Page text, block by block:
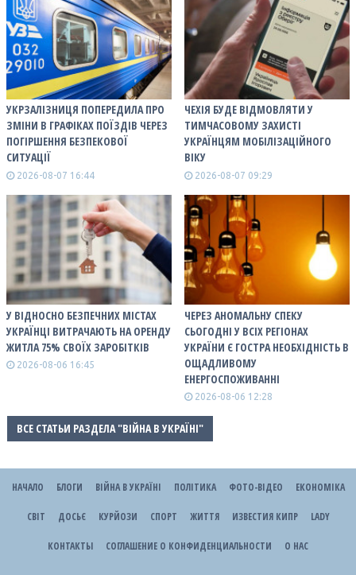
УКРЗАЛІЗНИЦЯ ПОПЕРЕДИЛА ПРО
ЗМІНИ В ГРАФІКАХ ПОЇЗДІВ ЧЕРЕЗ
ПОГІРШЕННЯ БЕЗПЕКОВОЇ
СИТУАЦІЇ
2026-08-07 16:44
ЧЕХІЯ БУДЕ ВІДМОВЛЯТИ У
ТИМЧАСОВОМУ ЗАХИСТІ
УКРАЇНЦЯМ МОБІЛІЗАЦІЙНОГО
ВІКУ
2026-08-07 09:29
У ВІДНОСНО БЕЗПЕЧНИХ МІСТАХ
УКРАЇНЦІ ВИТРАЧАЮТЬ НА ОРЕНДУ
ЖИТЛА 75% СВОЇХ ЗАРОБІТКІВ
2026-08-06 16:45
ЧЕРЕЗ АНОМАЛЬНУ СПЕКУ
СЬОГОДНІ У ВСІХ РЕГІОНАХ
УКРАЇНИ Є ГОСТРА НЕОБХІДНІСТЬ В
ОЩАДЛИВОМУ
ЕНЕРГОСПОЖИВАННІ
2026-08-06 12:28
ВСЕ СТАТЬИ РАЗДЕЛА "ВІЙНА В УКРАЇНІ"
НАЧАЛО БЛОГИ ВІЙНА В УКРАЇНІ ПОЛІТИКА ФОТО-ВІДЕО ЕКОНОМІКА
СВІТ ДОСЬЄ КУРЙОЗИ СПОРТ ЖИТТЯ ИЗВЕСТИЯ КИПР LADY
КОНТАКТЫ СОГЛАШЕНИЕ О КОНФИДЕНЦИАЛЬНОСТИ О НАС